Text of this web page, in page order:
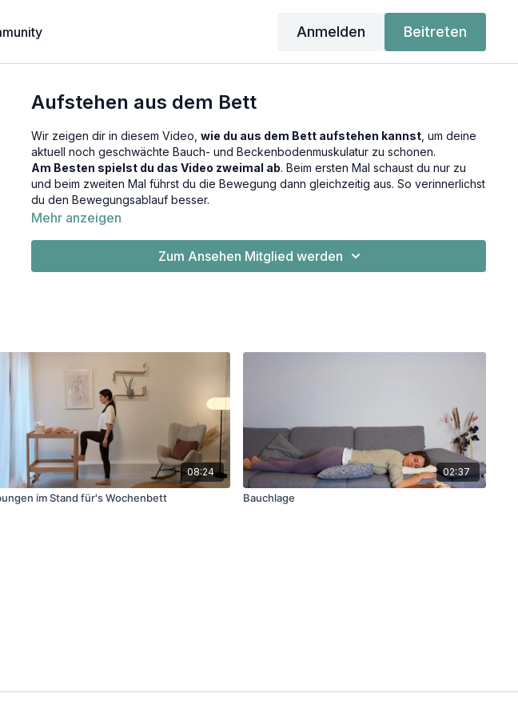
Anmelden Beitreten
Aufstehen aus dem Bett
Wir zeigen dir in diesem Video,wie du aus dem Bett aufstehen kannst , um deine
aktuell noch geschwächte Bauch- und Beckenbodenmuskulatur zu schonen.
Am Besten spielst du das Video zweimal ab. Beim ersten Mal schaust du nur zu
und beim zweiten Mal führst du die Bewegung dann gleichzeitig aus. So verinnerlichst
du den Bewegungsablauf besser.
Mehr anzeigen
Zum Ansehen Mitglied werden
08:24
im Stand für's Wochenbett
02:37
Bauchlage